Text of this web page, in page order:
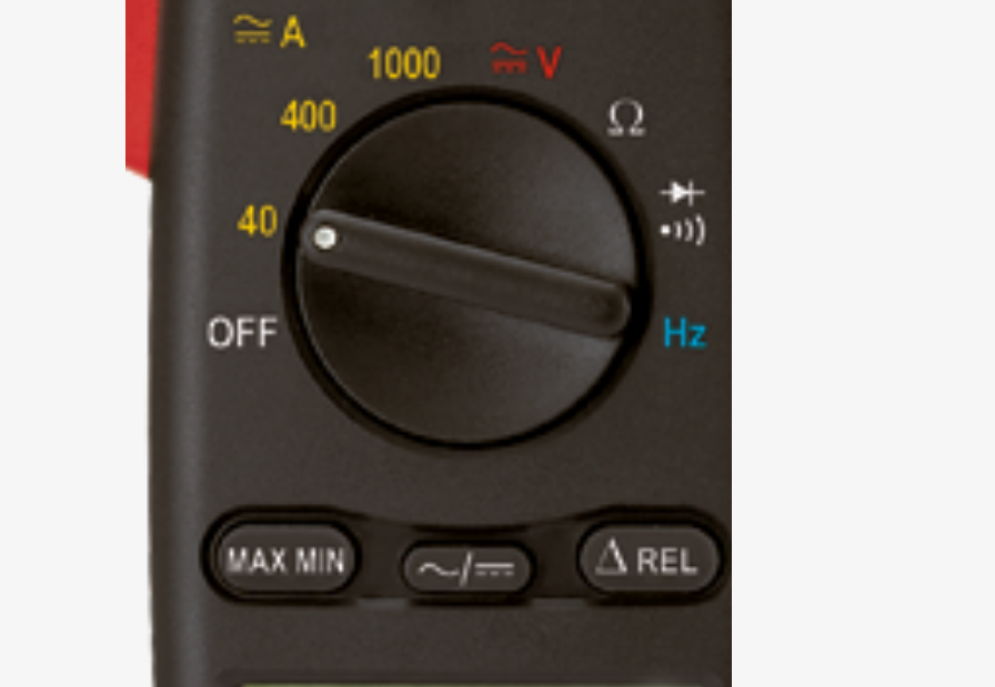
*Al enviar tus datos, aceptas nuestra política de privacidad y confirmas que los
proporcionados son precisos